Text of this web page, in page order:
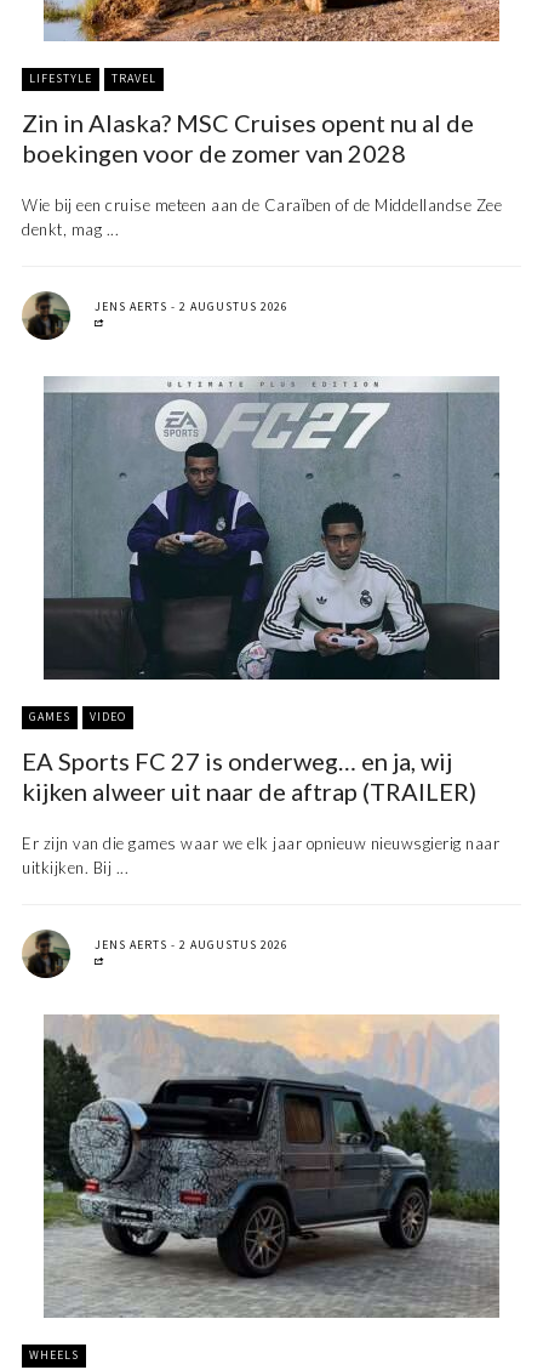
LIFESTYLE TRAVEL
Zin in Alaska? MSC Cruises opent nu al de
boekingen voor de zomer van 2028
Wie bij een cruise meteen aan de Caraïben of de Middellandse Zee
denkt, mag ...
JENS AERTS 2 AUGUSTUS 2026
GAMES VIDEO
EA Sports FC 27 is onderweg… en ja, wij
kijken alweer uit naar de aftrap (TRAILER)
Er zijn van die games waar we elk jaar opnieuw nieuwsgierig naar
uitkijken. Bij ...
JENS AERTS 2 AUGUSTUS 2026
WHEELS